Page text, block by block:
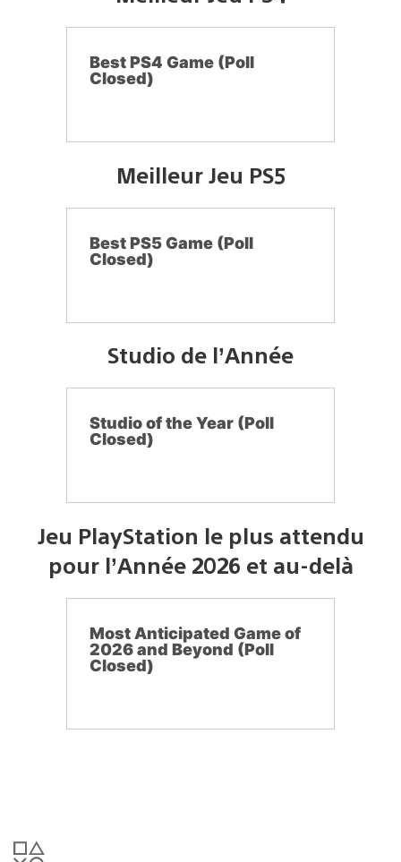
Best PS4 Game (Poll
Closed)
Meilleur Jeu PS5
Best PS5 Game (Poll
Closed)
Studio de l’Année
Studio of the Year (Poll
Closed)
Jeu PlayStation le plus attendu
pour l’Année 2026 et au-delà
Most Anticipated Game of
2026 and Beyond (Poll
Closed)